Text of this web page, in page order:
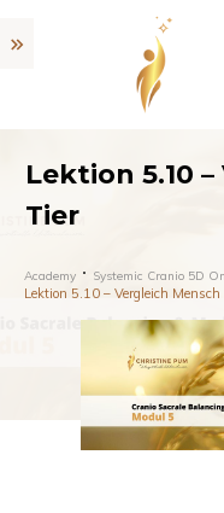
Lektion 5.10
Tier
Academy Systemic Cranio 5D